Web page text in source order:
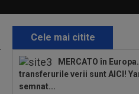
Cele mai citite
MERCATO în
transferurile verii sunt AICI!
semnat...